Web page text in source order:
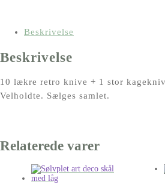
Beskrivelse
Beskrivelse
10 lækre retro knive + 1 stor
Velholdte. Sælges samlet.
Relaterede varer